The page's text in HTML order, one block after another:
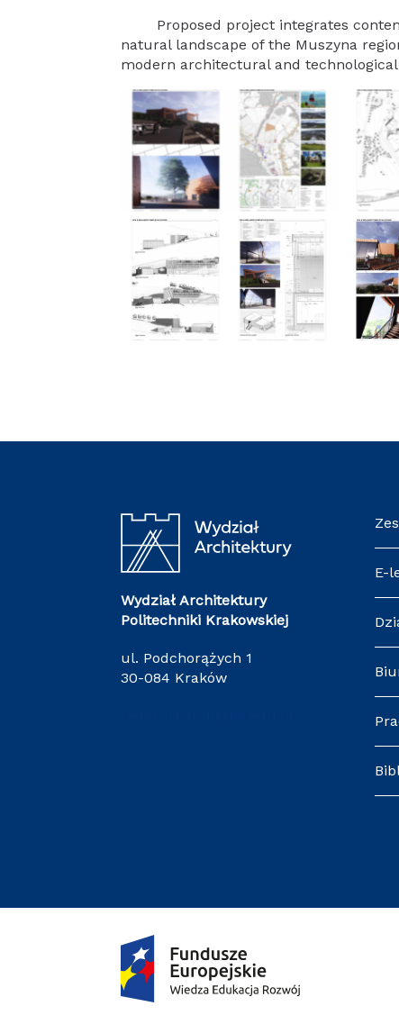
Proposed project integrates
natural landscape of the Muszyna
modern architectural and
Wydział Architektury
Politechniki Krakowskiej
ul. Podchorążych 1
30-084 Kraków
E-